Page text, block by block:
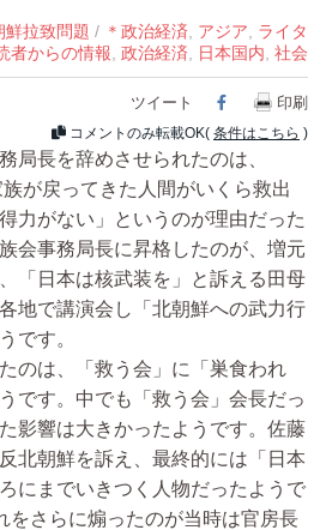
鮮拉致問題 / ＊政治経済 アジア
ライタ
者からの情報 政治経済 日本国内 社会
ツイート Facebook
印刷
コメントのみ転載OK( 条件はこちら )
局長を辞めさせられたのは、
が戻ってきた人間がいくら救出
力がない」というのが理由だった
会事務局長に昇格したのが、増元
「日本は核武装を」と訴える田母
地で講演会し「北朝鮮への武力行
です。
のは、「救う会」に「巣食われ
です。中でも「救う会」会長だっ
影響は大きかったようです。佐藤
北朝鮮を訴え、最終的には「日本
にまでいきつく人物だったようで
をさらに煽ったのが当時は官房長